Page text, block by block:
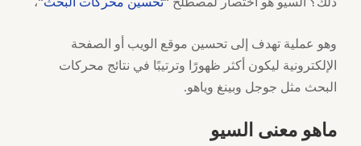
وهو عملية تهدف إلى تحسين موقع الويب أو الصفحة
الإلكترونية ليكون أكثر ظهورًا وترتيبًا في نتائج محركات
البحث مثل جوجل وبينغ وياهو.
ماهو معنى السيو